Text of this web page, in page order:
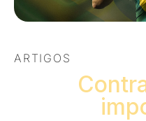
ARTIGOS